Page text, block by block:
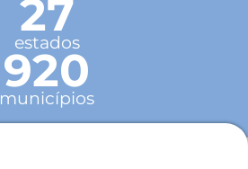
27
estados
920
municípios